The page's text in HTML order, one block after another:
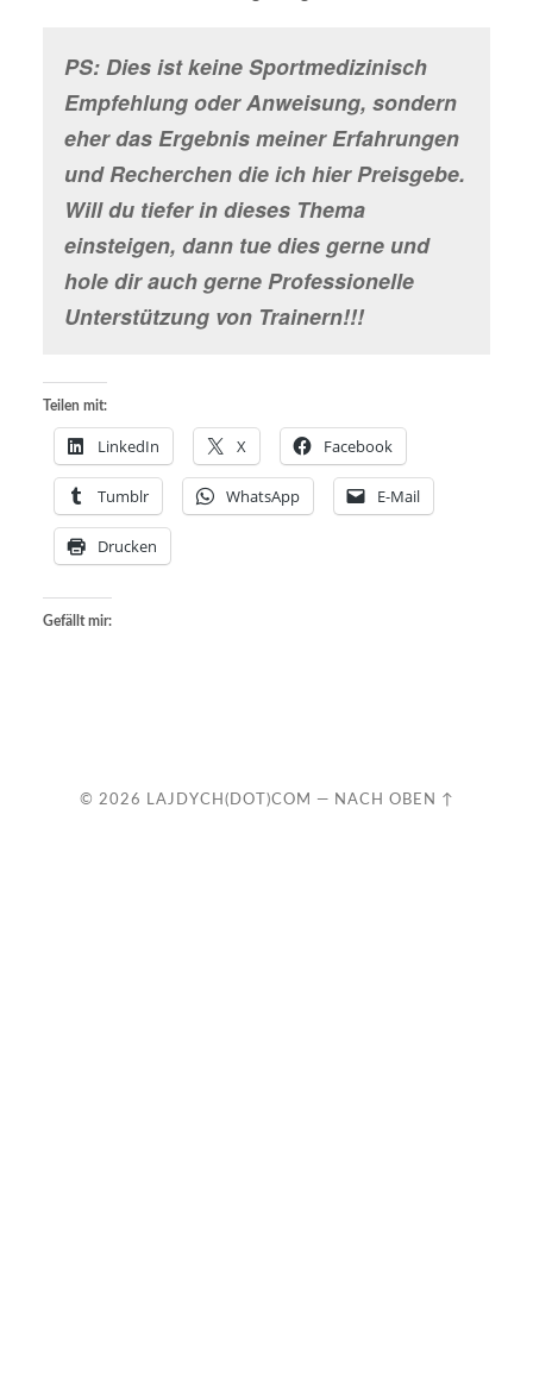
PS: Dies ist keine Sportmedizinisch
Empfehlung oder Anweisung, sondern
eher das Ergebnis meiner Erfahrungen
und Recherchen die ich hier Preisgebe.
Will du tiefer in dieses Thema
einsteigen, dann tue dies gerne und
hole dir auch gerne Professionelle
Unterstützung von Trainern!!!
Teilen mit:
LinkedIn X Facebook
Tumblr WhatsApp E-Mail
Drucken
Gefällt mir:
© 2026 LAJDYCH(DOT)COM — NACH OBEN ↑